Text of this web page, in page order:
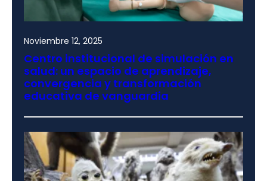
Noviembre 12, 2025
Centro institucional de simulación en
salud: un espacio de aprendizaje,
convergencia y transformación
educativa de vanguardia